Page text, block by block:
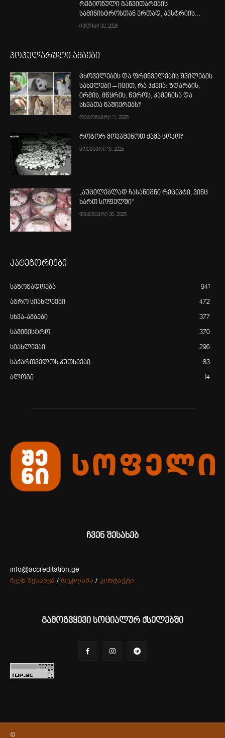
რეგიონული განვითარების
სამინისტროსთან ერთად, ავსტრიის...
ივლისი 30, 2026
პოპულარული ამბები
ცხოველების და ფრინველების შვილების
სახელები – იცით, რა ჰქვია: ზღარბის,
ირმის, მწყრის, წეროს, კამეჩისა და
სხვათა ნაშიერებს?
ოქტომბერი 11, 2025
როგორ მოვაშენოთ ქამა სოკო?
ნოემბერი 18, 2025
„აუცილებლად ჩასანიშნი რეცეპტი, ვინც
ხართ სოფელში“
დეკემბერი 30, 2025
კატეგორიები
საზოგადოება 941
აგრო სიახლეები 472
სხვა-ამბები 377
სამინისტრო 370
სიახლეები 296
საქართველოს კუთხეები 83
ბლოგი 14
ჩვენ შესახებ
info@accreditation.ge
ჩვენ შესახებ / რეკლამა / კონტაქტი
გამოგვყევი სოციალურ ქსელებში
©